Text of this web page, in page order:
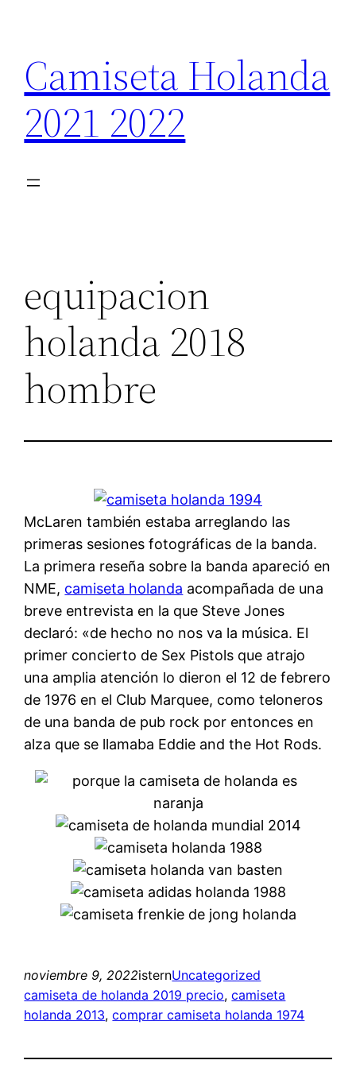
contenido
Camiseta Holanda
2021 2022
equipacion
holanda 2018
hombre
McLaren también estaba arreglando las
primeras sesiones fotográficas de la banda.
La primera reseña sobre la banda apareció en
NME, camiseta holanda acompañada de una
breve entrevista en la que Steve Jones
declaró: «de hecho no nos va la música. El
primer concierto de Sex Pistols que atrajo
una amplia atención lo dieron el 12 de febrero
de 1976 en el Club Marquee, como teloneros
de una banda de pub rock por entonces en
alza que se llamaba Eddie and the Hot Rods.
noviembre 9, 2022isternUncategorized
camiseta de holanda 2019 precio, camiseta
holanda 2013, comprar camiseta holanda 1974